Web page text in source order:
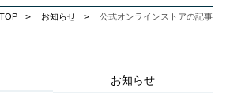
TOP お知らせ 公式オンラインストアの記事
お知らせ